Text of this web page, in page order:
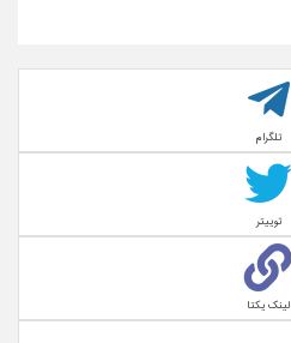
تلگرام
توییتر
لینک یکتا